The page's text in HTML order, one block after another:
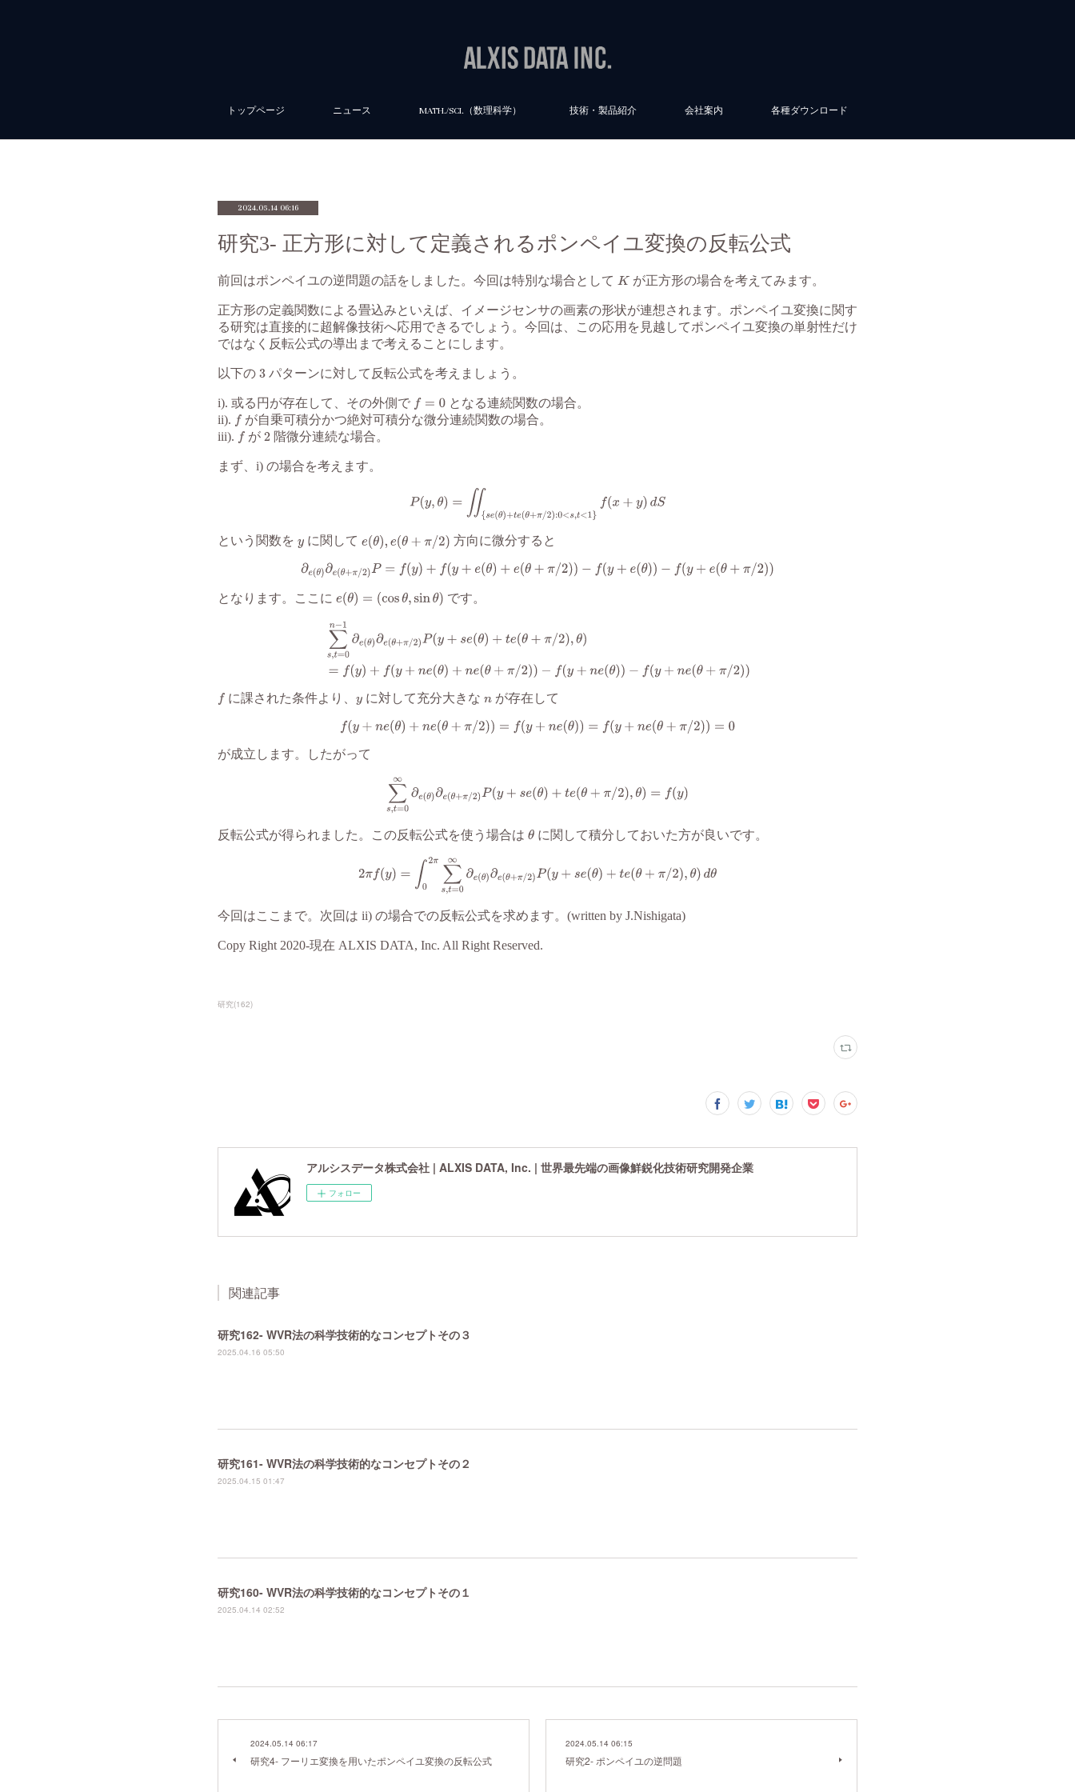
トップページ ニュース MATH./SCI.（数理科学） 技術・製品紹介 会社案内 各種ダウンロード
2024.05.14 06:16
研究3- 正方形に対して定義されるポンペイユ変換の反転公式
研究(162)
アルシスデータ株式会社 | ALXIS DATA, Inc. | 世界最先端の画像鮮鋭化技術研究開発企業
フォロー
関連記事
研究162- WVR法の科学技術的なコンセプトその３
2025.04.16 05:50
研究161- WVR法の科学技術的なコンセプトその２
2025.04.15 01:47
研究160- WVR法の科学技術的なコンセプトその１
2025.04.14 02:52
2024.05.14 06:17
研究4- フーリエ変換を用いたポンペイユ変換の反転公式
2024.05.14 06:15
研究2- ポンペイユの逆問題